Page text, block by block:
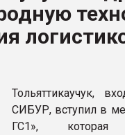
Тольяттикаучук,
СИБУР, вступил в
ГС1», которая